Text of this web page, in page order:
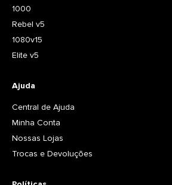
1000
Rebel v5
1080v15
Elite v5
Ajuda
Central de Ajuda
Minha Conta
Nossas Lojas
Trocas e Devoluções